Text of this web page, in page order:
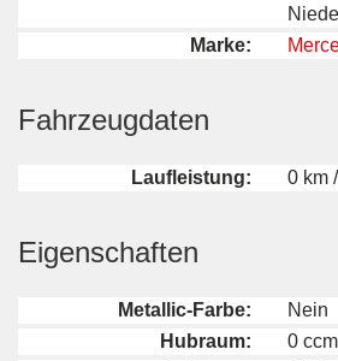
Marke:
Fahrzeugdaten
Laufleistung: 0 km
Eigenschaften
Metallic-Farbe:
Nein
Hubraum:
0 ccm